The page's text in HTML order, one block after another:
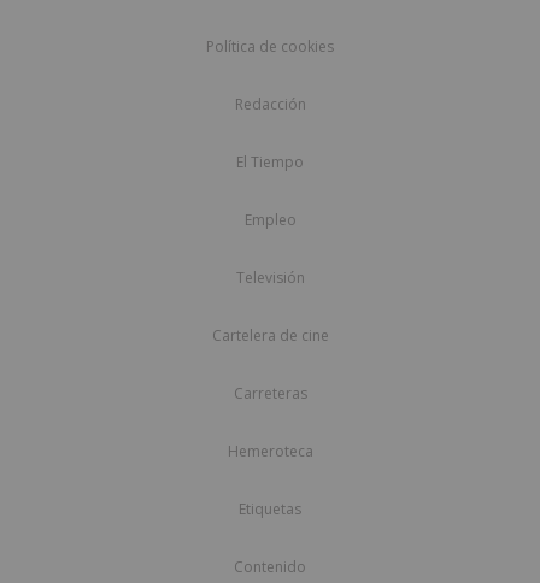
Política de cookies
Redacción
El Tiempo
Empleo
Televisión
Cartelera de cine
Carreteras
Hemeroteca
Etiquetas
Contenido